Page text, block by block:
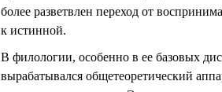
более разветвлен переход от
к истинной.
В филологии, особенно в ее базовых
вырабатывался общетеоретический